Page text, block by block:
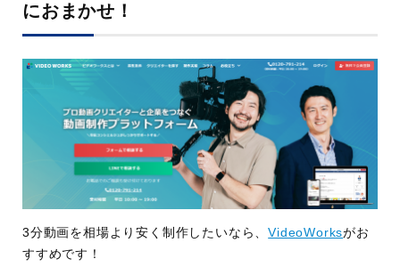
におまかせ！
3分動画を相場より安く制作したいなら、VideoWorksがお
すすめです！